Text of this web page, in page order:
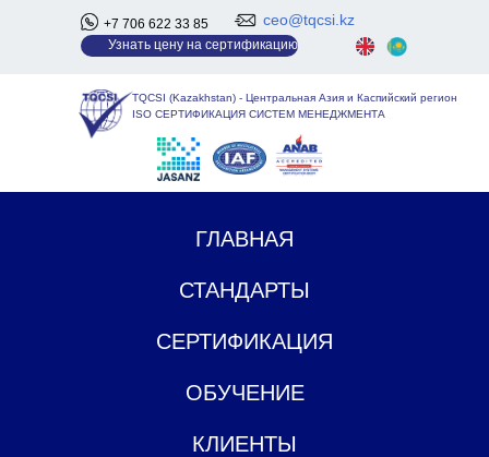
+7 706 622 33 85 ceo@tqcsi.kz
Узнать цену на сертификацию
TQCSI (Kazakhstan) - Центральная Азия и Каспийский регион
ISO СЕРТИФИКАЦИЯ СИСТЕМ МЕНЕДЖМЕНТА
ГЛАВНАЯ
СТАНДАРТЫ
СЕРТИФИКАЦИЯ
ОБУЧЕНИЕ
КЛИЕНТЫ